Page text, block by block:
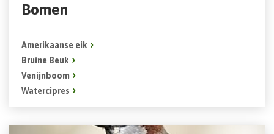
Bomen
Amerikaanse eik
Bruine Beuk
Venijnboom
Watercipres